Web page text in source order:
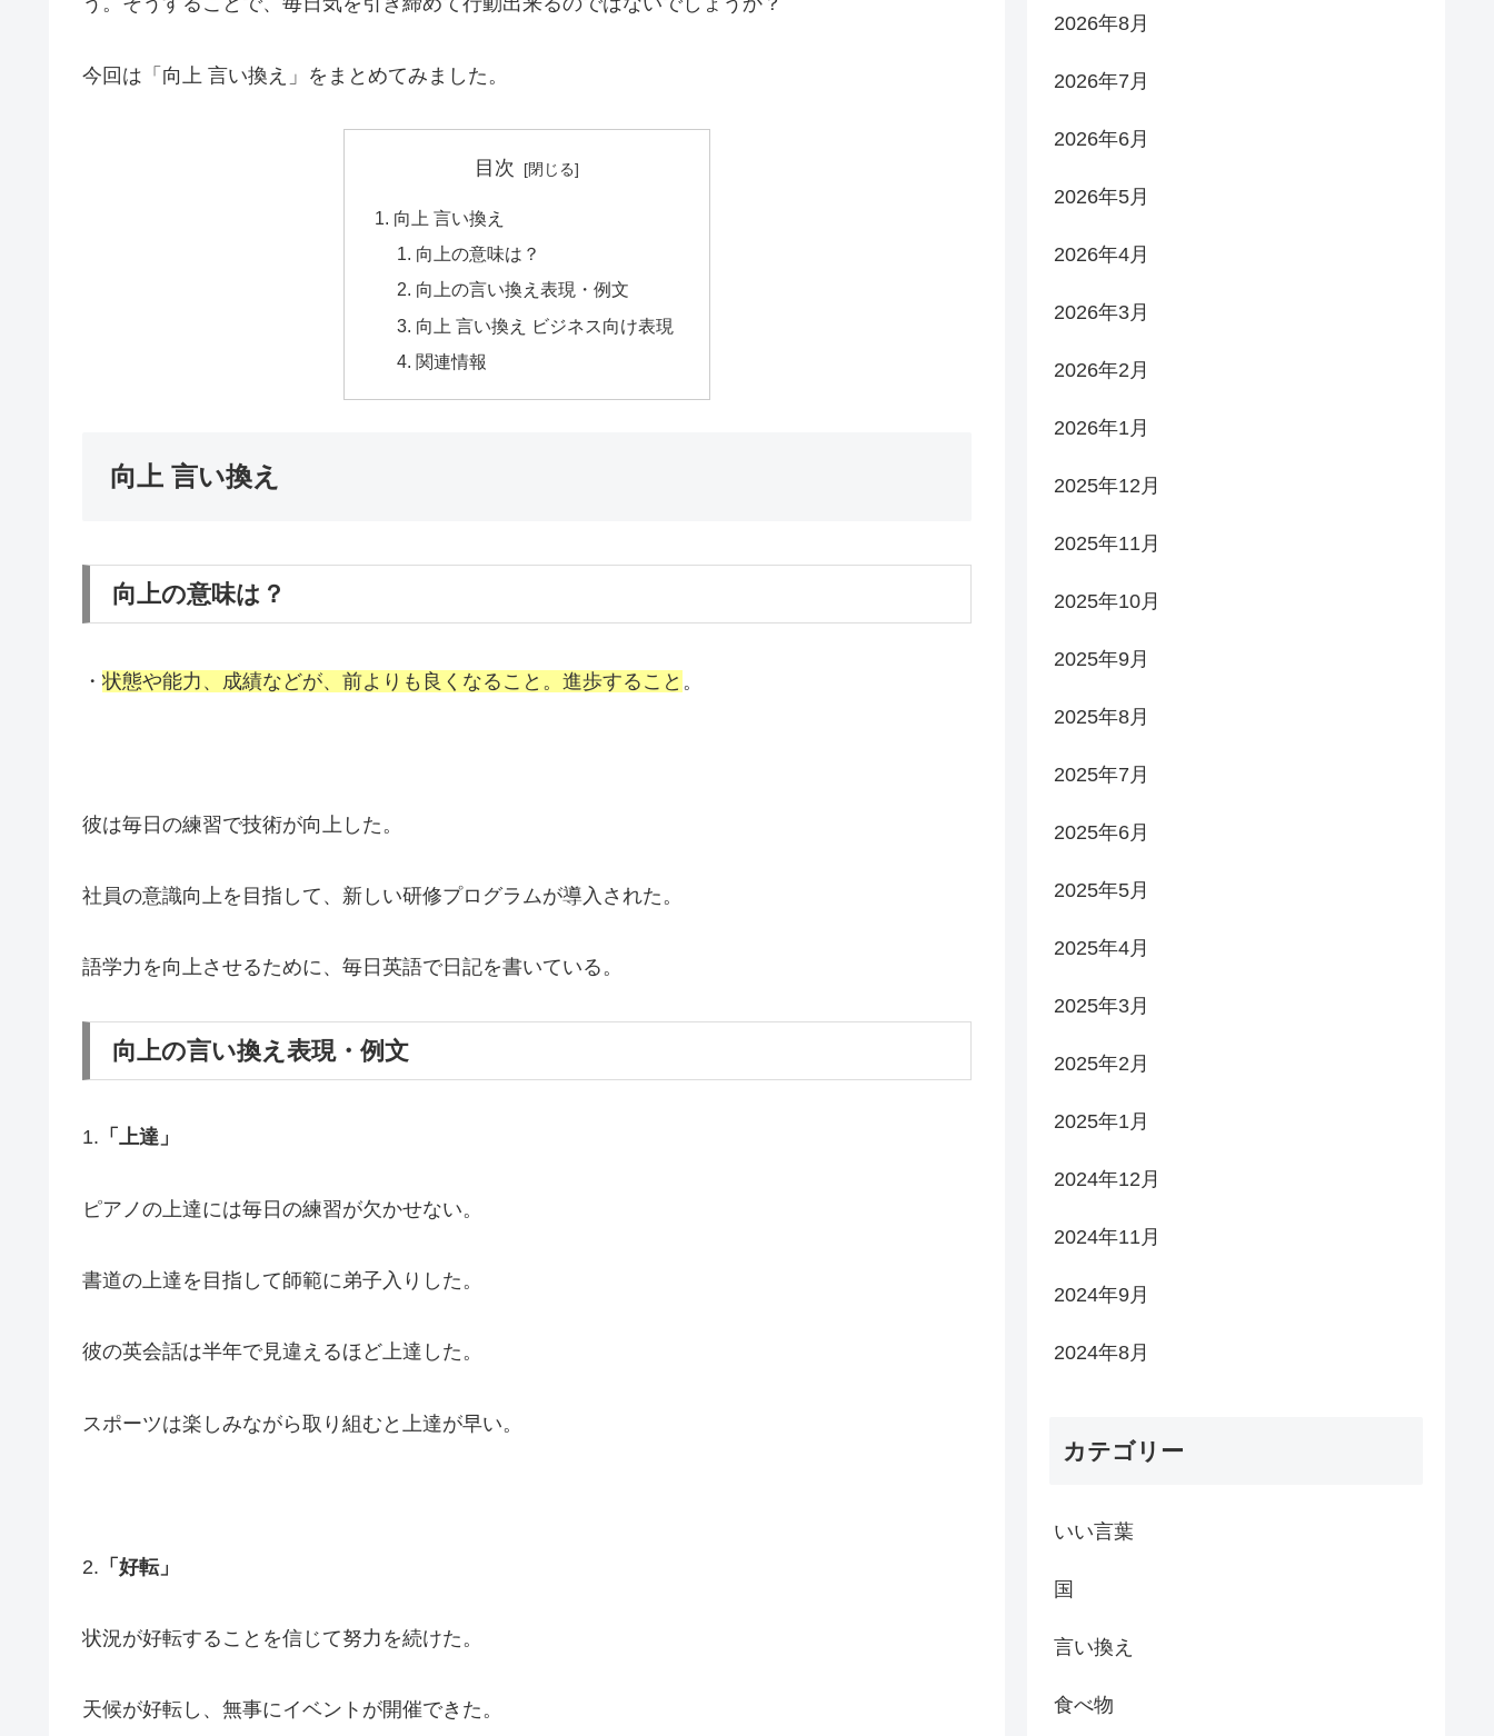
今回は「向上 言い換え」をまとめてみました。
目次
向上 言い換え
向上の意味は？
向上の言い換え表現・例文
向上 言い換え ビジネス向け表現
関連情報
向上 言い換え
向上の意味は？
・ 状態や能力、成績などが、前よりも良くなること。進歩すること 。
彼は毎日の練習で技術が向上した。
社員の意識向上を目指して、新しい研修プログラムが導入された。
語学力を向上させるために、毎日英語で日記を書いている。
向上の言い換え表現・例文
1. 「上達」
ピアノの上達には毎日の練習が欠かせない。
書道の上達を目指して師範に弟子入りした。
彼の英会話は半年で見違えるほど上達した。
スポーツは楽しみながら取り組むと上達が早い。
2. 「好転」
状況が好転することを信じて努力を続けた。
天候が好転し、無事にイベントが開催できた。
2026年8月
2026年7月
2026年6月
2026年5月
2026年4月
2026年3月
2026年2月
2026年1月
2025年12月
2025年11月
2025年10月
2025年9月
2025年8月
2025年7月
2025年6月
2025年5月
2025年4月
2025年3月
2025年2月
2025年1月
2024年12月
2024年11月
2024年9月
2024年8月
カテゴリー
いい言葉
国
言い換え
食べ物